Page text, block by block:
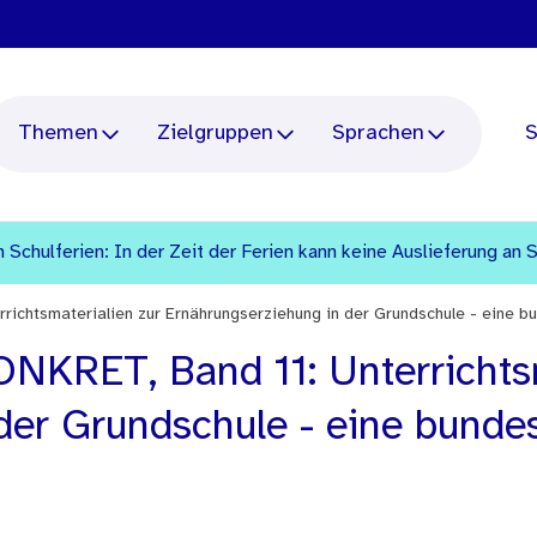
Themen Zielgruppen Sprachen
In der Zeit der Ferien kann keine Auslieferung an
zur Ernährungserziehung in der Grundschule - eine
Band 11:
Grundschule - eine